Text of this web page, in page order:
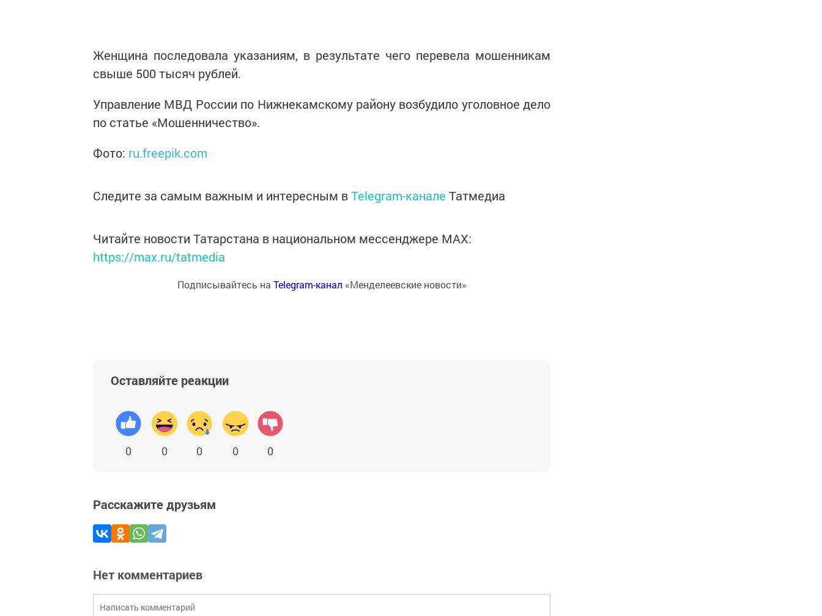
Женщина последовала указаниям, в результате чего перевела мошенникам
свыше 500 тысяч рублей.
Управление МВД России по Нижнекамскому району возбудило уголовное дело
по статье «Мошенничество».
Фото: ru.freepik.com
Следите за самым важным и интересным вTelegram-канале Татмедиа
Читайте новости Татарстана в национальном мессенджере MАХ:
https://max.ru/tatmedia
Подписывайтесь на Telegram-канал «Менделеевские новости»
Оставляйте реакции
0 0 0 0 0
Расскажите друзьям
Нет комментариев